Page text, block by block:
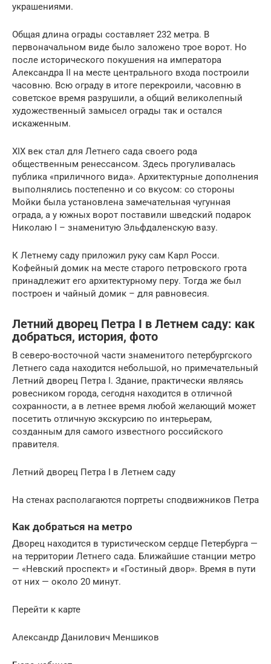
украшениями.
Общая длина ограды составляет 232 метра. В
первоначальном виде было заложено трое ворот. Но
после исторического покушения на императора
Александра II на месте центрального входа построили
часовню. Всю ограду в итоге перекроили, часовню в
советское время разрушили, а общий великолепный
художественный замысел ограды так и остался
искаженным.
XIX век стал для Летнего сада своего рода
общественным ренессансом. Здесь прогуливалась
публика «приличного вида». Архитектурные дополнения
выполнялись постепенно и со вкусом: со стороны
Мойки была установлена замечательная чугунная
ограда, а у южных ворот поставили шведский подарок
Николаю I – знаменитую Эльфдаленскую вазу.
К Летнему саду приложил руку сам Карл Росси.
Кофейный домик на месте старого петровского грота
принадлежит его архитектурному перу. Тогда же был
построен и чайный домик – для равновесия.
Летний дворец Петра I в Летнем саду: как
добраться, история, фото
В северо-восточной части знаменитого петербургского
Летнего сада находится небольшой, но примечательный
Летний дворец Петра I. Здание, практически являясь
ровесником города, сегодня находится в отличной
сохранности, а в летнее время любой желающий может
посетить отличную экскурсию по интерьерам,
созданным для самого известного российского
правителя.
Летний дворец Петра I в Летнем саду
На стенах располагаются портреты сподвижников Петра
Как добраться на метро
Дворец находится в туристическом сердце Петербурга —
на территории Летнего сада. Ближайшие станции метро
— «Невский проспект» и «Гостиный двор». Время в пути
от них — около 20 минут.
Перейти к карте
Александр Данилович Меншиков